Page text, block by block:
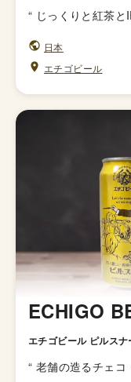
“ じっくりと紅茶
日本
エチゴビール
ECHIGO
エチゴビール ピルスナ
“ 老舗の造るチェコ